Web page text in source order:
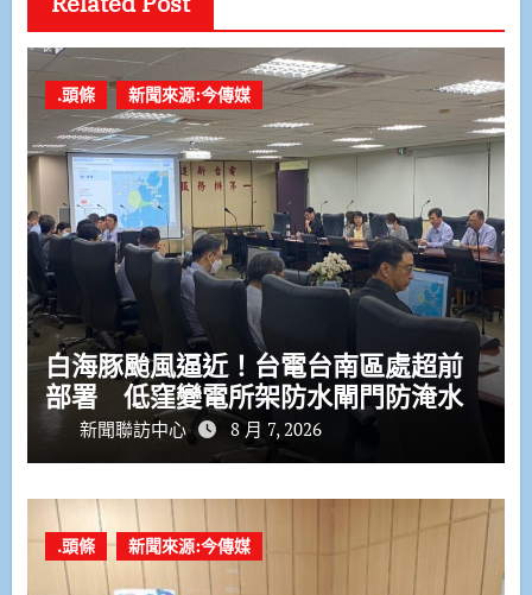
.頭條 新聞來源:今傳媒
白海豚颱風逼近！台電台南區處超前
部署 低窪變電所架防水閘門防淹水
新聞聯訪中心 8 月 7, 2026
.頭條 新聞來源:今傳媒